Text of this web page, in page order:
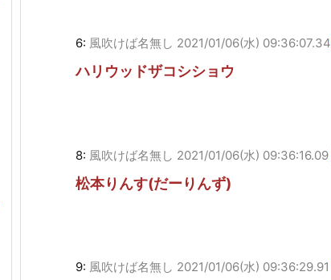
6: 風吹けば名無し 2021/01/06(水) 09:36:07.34
ハリウッドザコシショウ
8: 風吹けば名無し 2021/01/06(水) 09:36:16.09
松本りんす(だーりんず)
9: 風吹けば名無し 2021/01/06(水) 09:36:29.91